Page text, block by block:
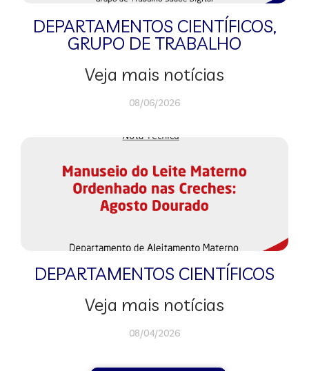
DEPARTAMENTOS CIENTÍFICOS,
GRUPO DE TRABALHO
Veja mais notícias
08/06/2026
DEPARTAMENTOS CIENTÍFICOS
Veja mais notícias
08/04/2026